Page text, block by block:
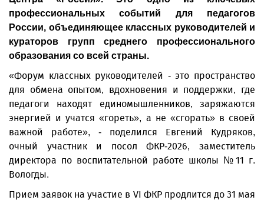
профессиональных событий для педагогов
России, объединяющее классных руководителей и
кураторов групп среднего профессионального
образования со всей страны.
«Форум классных руководителей - это пространство
для обмена опытом, вдохновения и поддержки, где
педагоги находят единомышленников, заряжаются
энергией и учатся «гореть», а не «сгорать» в своей
важной работе», - поделился Евгений Кудряков,
очный участник и посол ФКР-2026, заместитель
директора по воспитательной работе школы №11 г.
Вологды.
Прием заявок на участие в VI ФКР продлится до 31 мая